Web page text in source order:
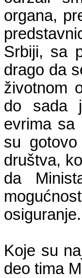
organa,
Srbiji, sa
drago da
životnom
do sada
evrima sa
su
društva,
da
osiguranje.
Koje su
deo tima